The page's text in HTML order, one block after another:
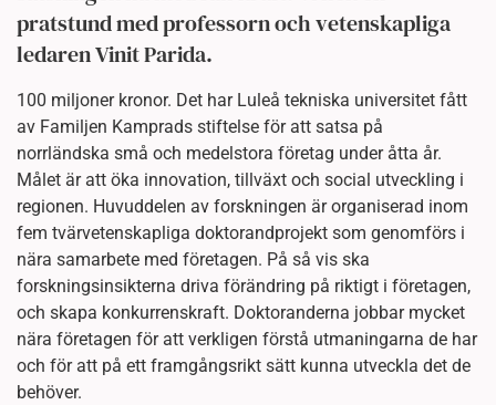
pratstund med professorn och vetenskapliga
ledaren Vinit Parida.
100 miljoner kronor. Det har Luleå tekniska universitet fått
av Familjen Kamprads stiftelse för att satsa på
norrländska små och medelstora företag under åtta år.
Målet är att öka innovation, tillväxt och social utveckling i
regionen. Huvuddelen av forskningen är organiserad inom
fem tvärvetenskapliga doktorandprojekt som genomförs i
nära samarbete med företagen. På så vis ska
forskningsinsikterna driva förändring på riktigt i företagen,
och skapa konkurrenskraft. Doktoranderna jobbar mycket
nära företagen för att verkligen förstå utmaningarna de har
och för att på ett framgångsrikt sätt kunna utveckla det de
behöver.